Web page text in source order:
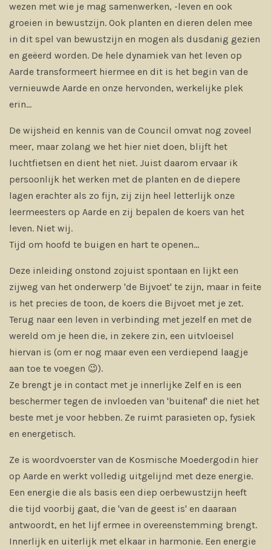
wezen met wie je mag samenwerken, -leven en ook
groeien in bewustzijn. Ook planten en dieren delen mee
in dit spel van bewustzijn en mogen als dusdanig gezien
en geëerd worden. De hele dynamiek van het leven op
Aarde transformeert hiermee en dit is het begin van de
vernieuwde Aarde en onze hervonden, werkelijke plek
erin...
De wijsheid en kennis van de Council omvat nog zoveel
meer, maar zolang we het hier niet doen, blijft het
luchtfietsen en dient het niet. Juist daarom ervaar ik
persoonlijk het werken met de planten en de diepere
lagen erachter als zo fijn, zij zijn heel letterlijk onze
leermeesters op Aarde en zij bepalen de koers van het
leven. Niet wij.
Tijd om hoofd te buigen en hart te openen...
Deze inleiding onstond zojuist spontaan en lijkt een
zijweg van het onderwerp 'de Bijvoet' te zijn, maar in feite
is het precies de toon, de koers die Bijvoet met je zet.
Terug naar een leven in verbinding met jezelf en met de
wereld om je heen die, in zekere zin, een uitvloeisel
hiervan is (om er nog maar even een verdiepend laagje
aan toe te voegen 😉).
Ze brengt je in contact met je innerlijke Zelf en is een
beschermer tegen de invloeden van 'buitenaf' die niet het
beste met je voor hebben. Ze ruimt parasieten op, fysiek
en energetisch.
Ze is woordvoerster van de Kosmische Moedergodin hier
op Aarde en werkt volledig uitgelijnd met deze energie.
Een energie die als basis een diep oerbewustzijn heeft
die tijd voorbij gaat, die 'van de geest is' en daaraan
antwoordt, en het lijf ermee in overeenstemming brengt.
Innerlijk en uiterlijk met elkaar in harmonie. Een energie